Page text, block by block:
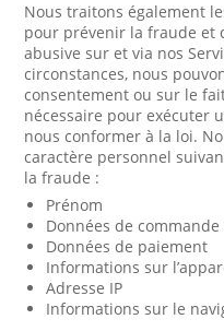
Nous traitons également
pour prévenir la fraude et
abusive sur et via nos
circonstances, nous
consentement ou sur le
nécessaire pour exécuter
nous conformer à la loi.
caractère personnel
la fraude :
Prénom
Données de
Données de paiement
Informations sur
Adresse IP
Informations sur le